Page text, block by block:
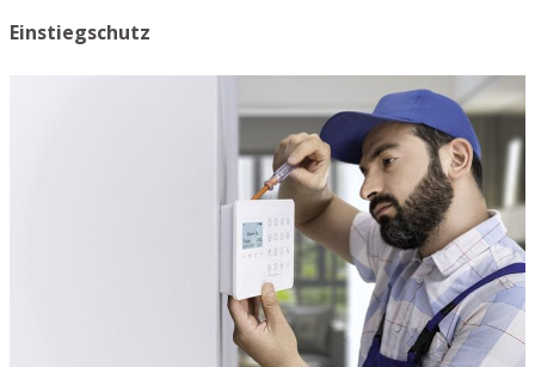
Einstiegschutz